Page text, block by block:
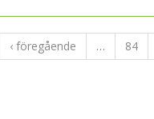
‹ föregående … 84